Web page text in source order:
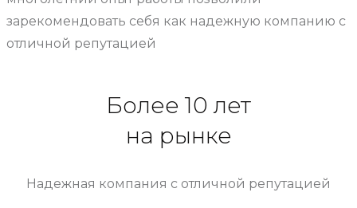
зарекомендовать себя как надежную компанию с
отличной репутацией
Более 10 лет
на рынке
Надежная компания с отличной репутацией